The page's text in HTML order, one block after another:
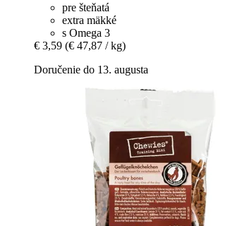
pre šteňatá
extra mäkké
s Omega 3
€ 3,59 (€ 47,87 / kg)
Doručenie do 13. augusta